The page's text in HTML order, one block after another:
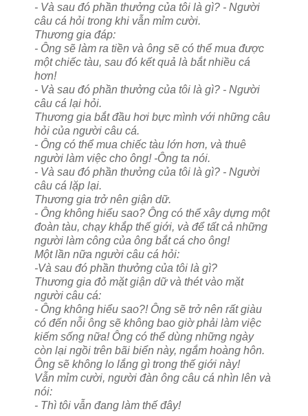
- Và sau đó phần thưởng của tôi là gì? - Người
câu cá hỏi trong khi vẫn mỉm cười.
Thương gia đáp:
- Ông sẽ làm ra tiền và ông sẽ có thể mua được
một chiếc tàu, sau đó kết quả là bắt nhiều cá
hơn!
- Và sau đó phần thưởng của tôi là gì? - Người
câu cá lại hỏi.
Thương gia bắt đầu hơi bực mình với những câu
hỏi của người câu cá.
- Ông có thể mua chiếc tàu lớn hơn, và thuê
người làm việc cho ông! -Ông ta nói.
- Và sau đó phần thưởng của tôi là gì? - Người
câu cá lặp lại.
Thương gia trở nên giận dữ.
- Ông không hiểu sao? Ông có thể xây dựng một
đoàn tàu, chạy khắp thế giới, và để tất cả những
người làm công của ông bắt cá cho ông!
Một lần nữa người câu cá hỏi:
-Và sau đó phần thưởng của tôi là gì?
Thương gia đỏ mặt giận dữ và thét vào mặt
người câu cá:
- Ông không hiểu sao?! Ông sẽ trở nên rất giàu
có đến nỗi ông sẽ không bao giờ phải làm việc
kiếm sống nữa! Ông có thể dùng những ngày
còn lại ngồi trên bãi biển này, ngắm hoàng hôn.
Ông sẽ không lo lắng gì trong thế giới này!
Vẫn mỉm cười, người đàn ông câu cá nhìn lên và
nói:
- Thì tôi vẫn đang làm thế đây!